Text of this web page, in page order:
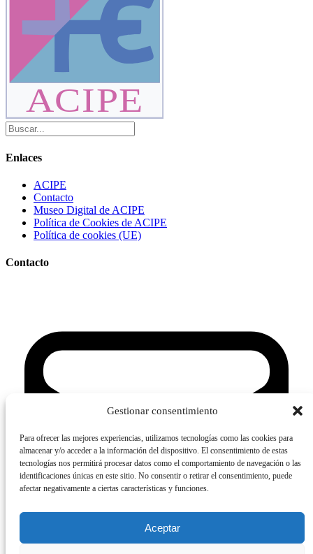
Gestionar consentimiento
Para ofrecer las mejores experiencias, utilizamos tecnologías como las cookies para
almacenar y/o acceder a la información del dispositivo. El consentimiento de estas
tecnologías nos permitirá procesar datos como el comportamiento de navegación o las
identificaciones únicas en este sitio. No consentir o retirar el consentimiento, puede
afectar negativamente a ciertas características y funciones.
Aceptar
ACIPE
Enlaces
ACIPE
Contacto
Museo Digital de ACIPE
Política de Cookies de ACIPE
Política de cookies (UE)
Contacto